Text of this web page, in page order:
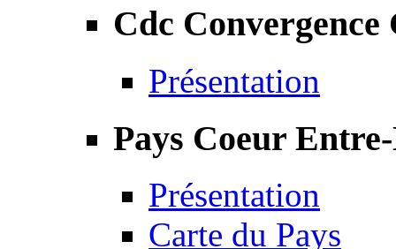
Cdc Convergence
Présentation
Pays Coeur
Présentation
Carte du Pays